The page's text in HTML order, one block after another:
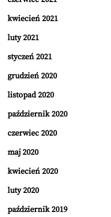
kwiecień 2021
luty 2021
styczeń 2021
grudzień 2020
listopad 2020
październik 2020
czerwiec 2020
maj 2020
kwiecień 2020
luty 2020
październik 2019